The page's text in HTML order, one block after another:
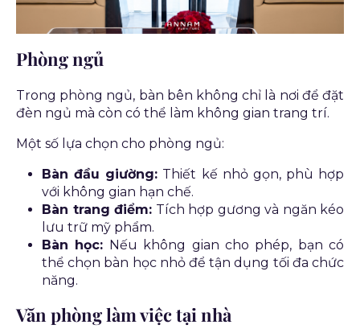
Phòng ngủ
Trong phòng ngủ, bàn bên không chỉ là nơi để đặt
đèn ngủ mà còn có thể làm không gian trang trí.
Một số lựa chọn cho phòng ngủ:
Bàn đầu giường: Thiết kế nhỏ gọn, phù hợp
với không gian hạn chế.
Bàn trang điểm: Tích hợp gương và ngăn kéo
lưu trữ mỹ phẩm.
Bàn học: Nếu không gian cho phép, bạn có
thể chọn bàn học nhỏ để tận dụng tối đa chức
năng.
Văn phòng làm việc tại nhà